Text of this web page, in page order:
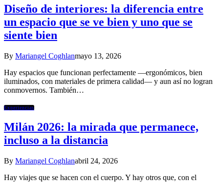
Diseño de interiores: la diferencia entre
un espacio que se ve bien y uno que se
siente bien
By Mariangel Coghlanmayo 13, 2026
Hay espacios que funcionan perfectamente —ergonómicos, bien
iluminados, con materiales de primera calidad— y aun así no logran
conmovernos. También…
Experiencias
Milán 2026: la mirada que permanece,
incluso a la distancia
By Mariangel Coghlanabril 24, 2026
Hay viajes que se hacen con el cuerpo. Y hay otros que, con el